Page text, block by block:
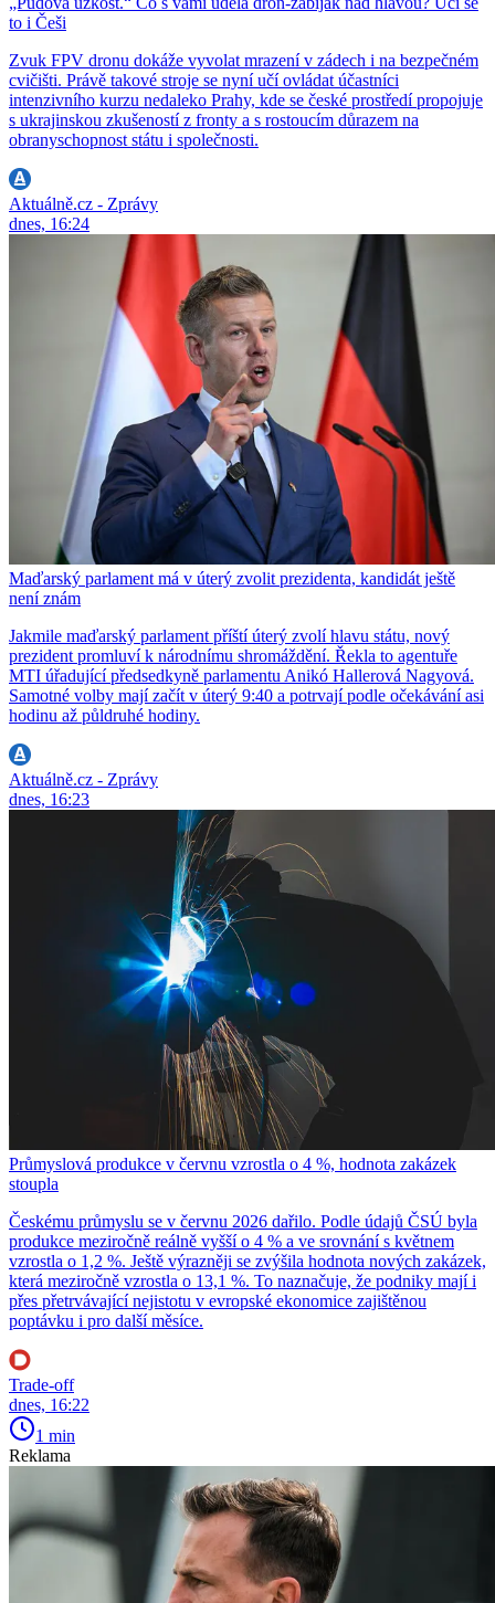
to i Češi
Zvuk FPV dronu dokáže vyvolat mrazení v zádech i na bezpečném
cvičišti. Právě takové stroje se nyní učí ovládat účastníci
intenzivního kurzu nedaleko Prahy, kde se české prostředí propojuje
s ukrajinskou zkušeností z fronty a s rostoucím důrazem na
obranyschopnost státu i společnosti.
Aktuálně.cz - Zprávy
dnes, 16:24
Maďarský parlament má v úterý zvolit prezidenta, kandidát ještě
není znám
Jakmile maďarský parlament příští úterý zvolí hlavu státu, nový
prezident promluví k národnímu shromáždění. Řekla to agentuře
MTI úřadující předsedkyně parlamentu Anikó Hallerová Nagyová.
Samotné volby mají začít v úterý 9:40 a potrvají podle očekávání asi
hodinu až půldruhé hodiny.
Aktuálně.cz - Zprávy
dnes, 16:23
Průmyslová produkce v červnu vzrostla o 4 %, hodnota zakázek
stoupla
Českému průmyslu se v červnu 2026 dařilo. Podle údajů ČSÚ byla
produkce meziročně reálně vyšší o 4 % a ve srovnání s květnem
vzrostla o 1,2 %. Ještě výrazněji se zvýšila hodnota nových zakázek,
která meziročně vzrostla o 13,1 %. To naznačuje, že podniky mají i
přes přetrvávající nejistotu v evropské ekonomice zajištěnou
poptávku i pro další měsíce.
Trade-off
dnes, 16:22
1 min
Reklama